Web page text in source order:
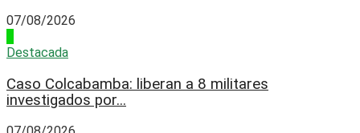
07/08/2026
Destacada
Caso Colcabamba: liberan a 8 militares
investigados por...